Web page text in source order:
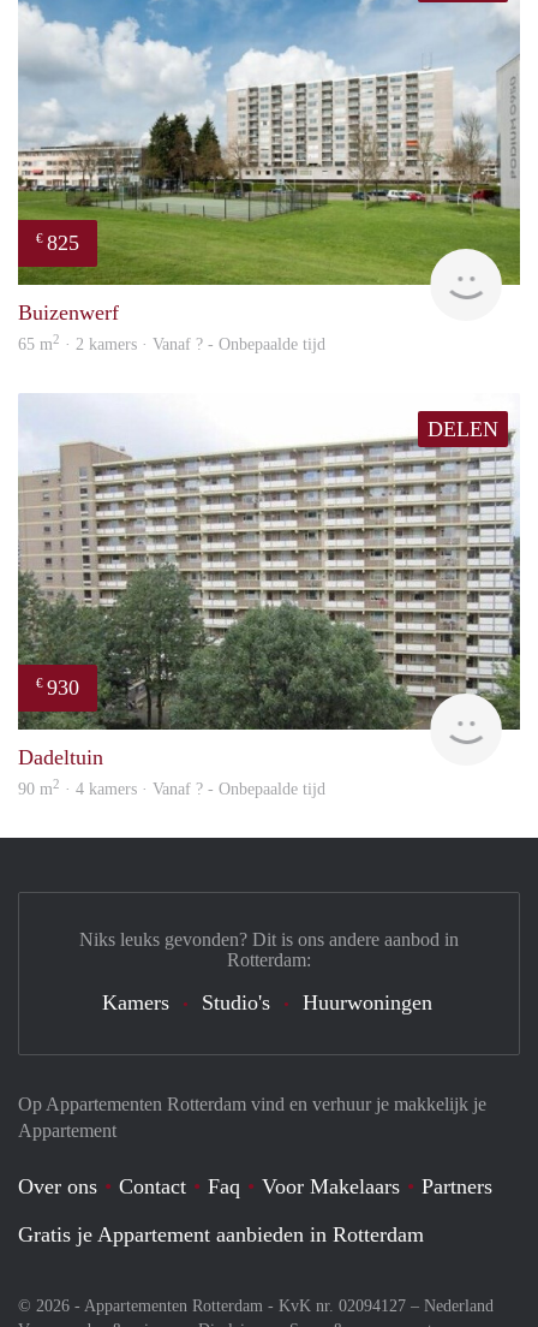
€ 825
Buizenwerf
65 m2 · 2 kamers · Vanaf ? - Onbepaalde tijd
DELEN
€ 930
rent
Dadeltuin
90 m2 · 4 kamers · Vanaf ? - Onbepaalde tijd
Op Appartementen Rotterdam vind en verhuur je makkelijk je
Appartement
Over ons Contact Faq Voor Makelaars
Partners
Gratis je Appartement aanbieden in Rotterdam
© 2026 - Appartementen Rotterdam - KvK nr. 02094127 – Nederland
Niks leuks gevonden? Dit is ons andere aanbod in
Rotterdam:
Kamers Studio's Huurwoningen